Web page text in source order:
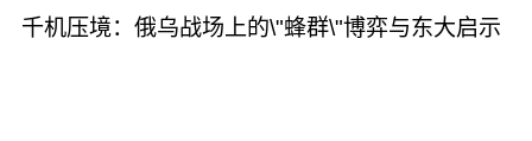
千机压境：俄乌战场上的\"蜂群\"博弈与东大启示